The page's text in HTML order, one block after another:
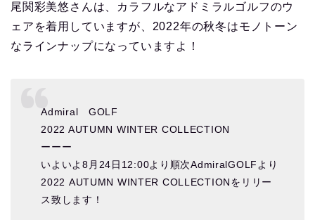
尾関彩美悠さんは、カラフルなアドミラルゴルフのウ
ェアを着用していますが、2022年の秋冬はモノトーン
なラインナップになっていますよ！
Admiral GOLF
2022 AUTUMN WINTER COLLECTION
ーーー
いよいよ8月24日12:00より順次AdmiralGOLFより
2022 AUTUMN WINTER COLLECTIONをリリー
ス致します！